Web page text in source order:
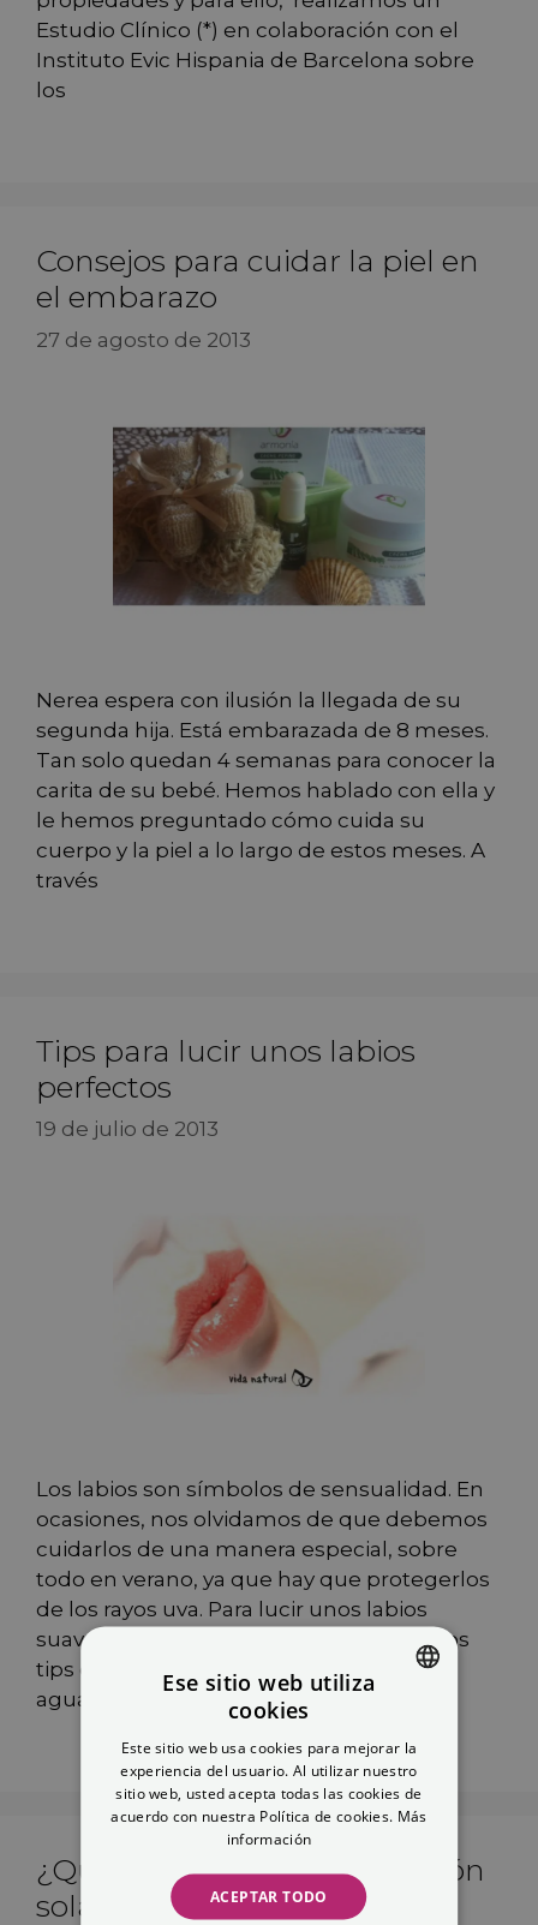
Estudio Clínico (*) en colaboración con el
Instituto Evic Hispania de Barcelona sobre
los
Consejos para cuidar la piel en
el embarazo
27 de agosto de 2013
Nerea espera con ilusión la llegada de su
segunda hija. Está embarazada de 8 meses.
Tan solo quedan 4 semanas para conocer la
carita de su bebé. Hemos hablado con ella y
le hemos preguntado cómo cuida su
cuerpo y la piel a lo largo de estos meses. A
través
Tips para lucir unos labios
perfectos
19 de julio de 2013
Los labios son símbolos de sensualidad. En
ocasiones, nos olvidamos de que debemos
cuidarlos de una manera especial, sobre
todo en verano, ya que hay que protegerlos
de los rayos uva. Para lucir unos labios
suaves e irresistibles, os dejamos algunos
tips que no debéis olvidar. Beber mucha
agua ayuda
¿Qué es el factor de protección
solar (FPS)?
ENGLISH
Ese sitio web utiliza
cookies
Este sitio web usa cookies para mejorar la
experiencia del usuario. Al utilizar nuestro
sitio web, usted acepta todas las cookies de
acuerdo con nuestra Política de cookies. Más
información
ACEPTAR TODO